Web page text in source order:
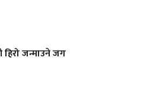
हिरो जन्माउने जग